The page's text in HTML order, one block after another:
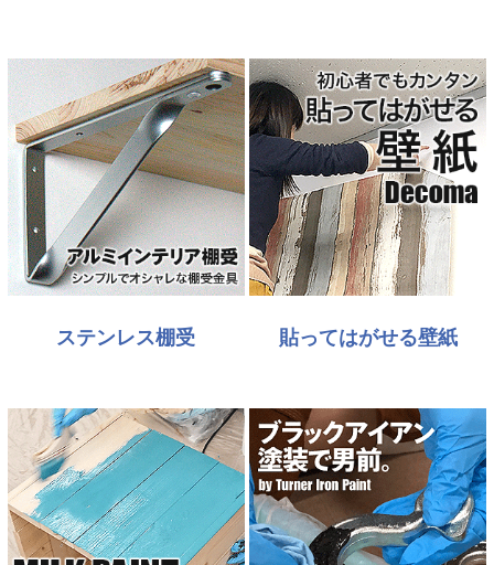
ステンレス棚受 貼ってはがせる壁紙